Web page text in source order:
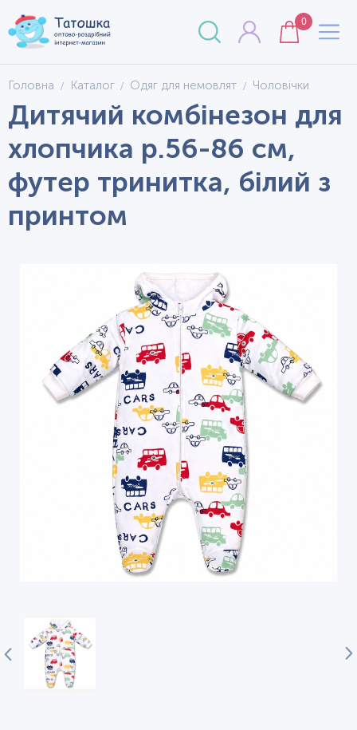
0
Головна Каталог Одяг для немовлят Чоловічки
Дитячий комбінезон для
хлопчика р.56-86 см,
футер тринитка, білий з
принтом